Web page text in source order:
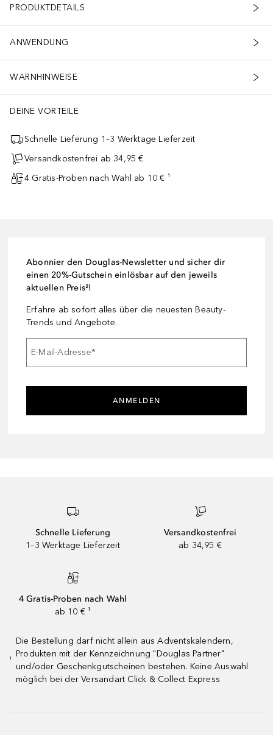
PRODUKTDETAILS
ANWENDUNG
WARNHINWEISE
DEINE VORTEILE
Schnelle Lieferung 1–3 Werktage Lieferzeit
Versandkostenfrei ab 34,95 €
4 Gratis-Proben nach Wahl ab 10 € ¹
Abonnier den Douglas-Newsletter und sicher dir
einen 20%-Gutschein einlösbar auf den jeweils
aktuellen Preis²!
Erfahre ab sofort alles über die neuesten Beauty-
Trends und Angebote.
E-Mail-Adresse*
ANMELDEN
Schnelle Lieferung
1–3 Werktage Lieferzeit
Versandkostenfrei
ab 34,95 €
4 Gratis-Proben nach Wahl
ab 10 € ¹
¹
Die Bestellung darf nicht allein aus Adventskalendern,
Produkten mit der Kennzeichnung "Douglas Partner"
und/oder Geschenkgutscheinen bestehen. Keine Auswahl
möglich bei der Versandart Click & Collect Express